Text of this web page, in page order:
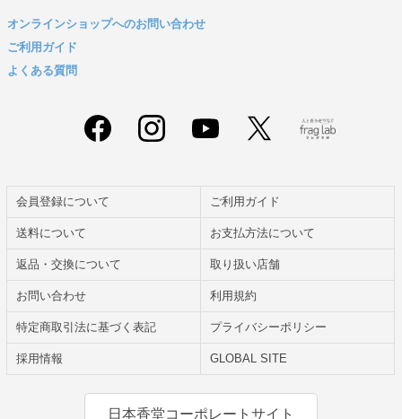
オンラインショップへのお問い合わせ
ご利用ガイド
よくある質問
会員登録について ご利用ガイド
送料について お支払方法について
返品・交換について 取り扱い店舗
お問い合わせ 利用規約
特定商取引法に基づく表記 プライバシーポリシー
採用情報 GLOBAL SITE
日本香堂コーポレートサイト